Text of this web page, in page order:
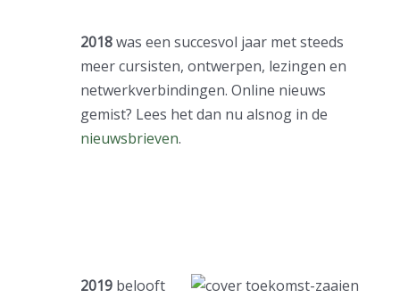
2018was een succesvol jaar met steeds
meer cursisten, ontwerpen, lezingen en
netwerkverbindingen. Online nieuws
gemist? Lees het dan nu alsnog in de
nieuwsbrieven.
2019 belooft